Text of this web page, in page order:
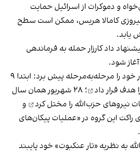
و دموکرات از اسرائیل حمایت
کامالا هریس، ممکن است سطح
یابد.
داد کارزار حمله به فرماندهی
شود.
در نتیجه، اسرائیل کارزار خود را مرحله‌به‌مرحله پیش برد: ابتدا ۹
هدف قرار داد
؛ ۲۸ شهریور همان سال
نیروهای حزب‌الله را مختل کرد
و
این گروه در«عملیات پیکان‌های
به نظریه «تار عنکبوت» خود پایبند